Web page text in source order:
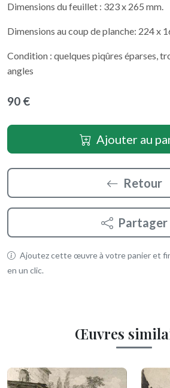
Dimensions du feuillet : 323 x 265 mm.
Dimensions au coup de planche: 224 x
Condition : quelques piqûres éparses,
angles
90 €
Ajouter au
Retour
Partager
Ajoutez cette œuvre à votre panier et
en un clic.
Œuvres